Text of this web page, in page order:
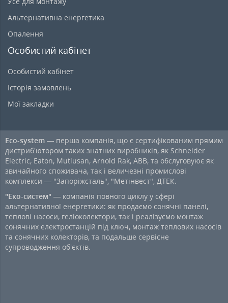
Альтернативна енергетика
Опалення
Особистий кабінет
Особистий кабінет
Історія замовлень
Мої закладки
Eco-system — перша компанія, що є сертифікованим прямим
дистриб'ютором таких знатних виробників, як Schneider
Electric, Eaton, Mutlusan, Arnold Rak, ABB, та обслуговуює як
звичайного споживача, так і величезні промислові
комплекси — "Запоріжсталь", "Метінвест", ДТЕК.
"Еко-систем" — компанія повного циклу у сфері
альтернативної енергетики: як продаємо сонячні панелі,
теплові насоси, геліоколектори, так і реалізуємо монтаж
сонячних електростанцій під ключ, монтаж теплових насосів
та сонячних колекторів, та подальше сервісне
супроводження об'єктів.